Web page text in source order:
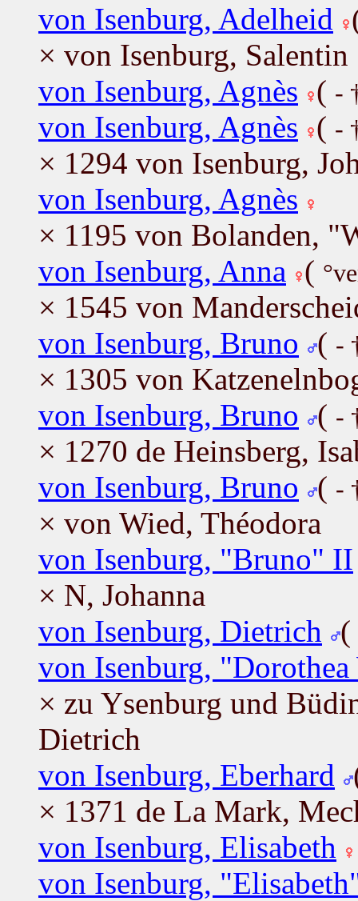
von Isenburg, Adelheid
× von Isenburg, Salentin
von Isenburg, Agnès ( -
von Isenburg, Agnès ( -
× 1294 von Isenburg,
von Isenburg, Agnès
× 1195 von Bolanden,
von Isenburg, Anna (
× 1545 von
von Isenburg, Bruno
( -
× 1305 von
von Isenburg, Bruno
( -
× 1270 de Heinsberg,
von Isenburg, Bruno
( -
× von Wied, Théodora
von Isenburg, "Bruno" II
× N, Johanna
von Isenburg, Dietrich
(
von Isenburg,
× zu Ysenburg und
Dietrich
von Isenburg, Eberhard
× 1371 de La Mark,
von Isenburg, Elisabeth
von Isenburg,